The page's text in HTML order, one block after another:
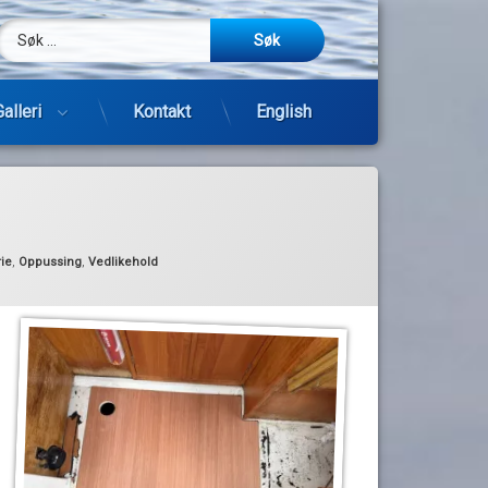
Hopp
til
etter:
Kontakt English
, Oppussing, Vedlikehold